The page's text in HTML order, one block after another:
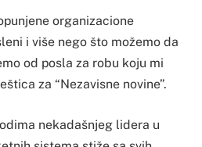
organizacione
i više nego što možemo da
od posla za robu koju mi
za “Nezavisne novine”.
nekadašnjeg lidera u